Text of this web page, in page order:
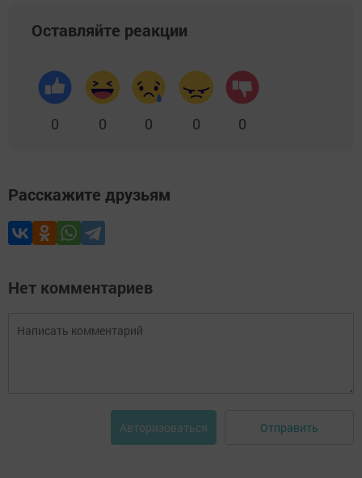
Оставляйте реакции
0 0 0 0 0
Расскажите друзьям
Нет комментариев
Авторизоваться Отправить